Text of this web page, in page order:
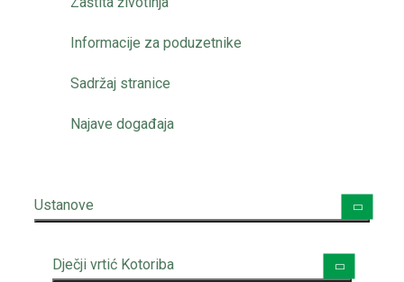
Informacije za poduzetnike
Sadržaj stranice
Najave događaja
Ustanove
Dječji vrtić Kotoriba